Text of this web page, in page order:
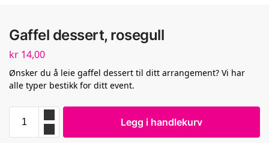
Gaffel dessert, rosegull
kr 14,00
Ønsker du å leie gaffel dessert til ditt arrangement? Vi har
alle typer bestikk for ditt event.
Legg i handlekurv